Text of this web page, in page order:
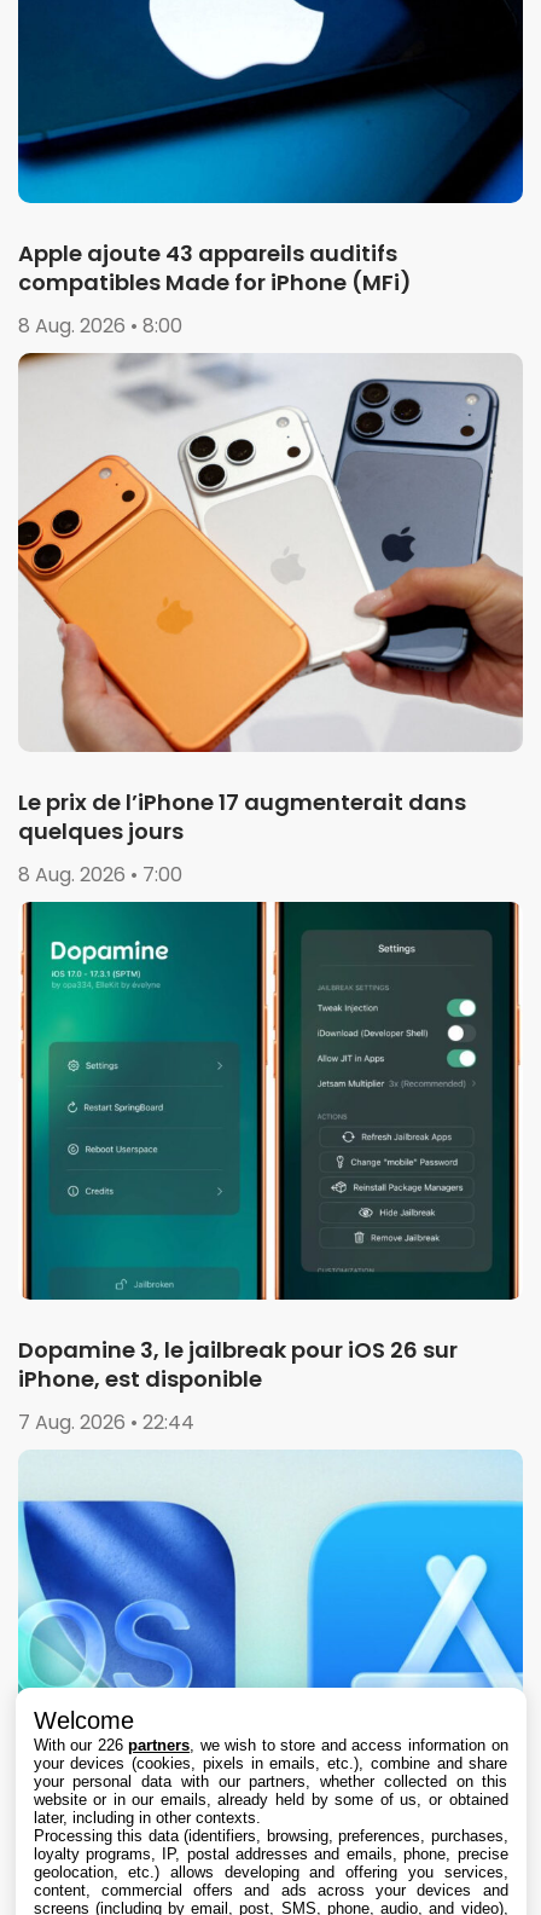
Apple ajoute 43 appareils auditifs
compatibles Made for iPhone (MFi)
8 Aug. 2026 • 8:00
Le prix de l’iPhone 17 augmenterait dans
quelques jours
8 Aug. 2026 • 7:00
Dopamine 3, le jailbreak pour iOS 26 sur
iPhone, est disponible
7 Aug. 2026 • 22:44
L’App Store est en panne pour plusieurs
Welcome
With our 226partners , we wish to store and access information on
your devices (cookies, pixels in emails, etc.), combine and share
your personal data with our partners, whether collected on this
website or in our emails, already held by some of us, or obtained
later, including in other contexts.
Processing this data (identifiers, browsing, preferences, purchases,
loyalty programs, IP, postal addresses and emails, phone, precise
geolocation, etc.) allows developing and offering you services,
content, commercial offers and ads across your devices and
screens (including by email, post, SMS, phone, audio, and video),